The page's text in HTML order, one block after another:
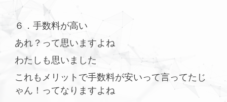
６．手数料が高い
あれ？って思いますよね
わたしも思いました
これもメリットで手数料が安いって言ってたじ
ゃん！ってなりますよね